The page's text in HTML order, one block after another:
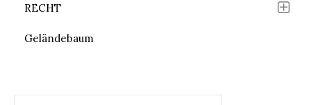
RECHT
Geländebaum